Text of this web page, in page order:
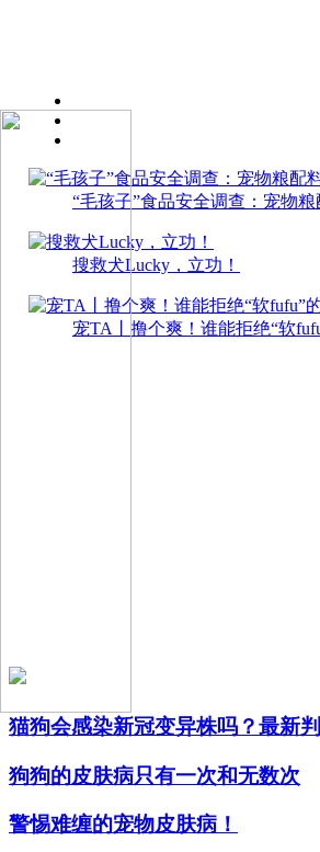
“毛孩子”食品安全调查：宠物
搜救犬Lucky，立功！
宠TA丨撸个爽！谁能拒绝“软
猫狗会感染新冠变异株吗？最新
狗狗的皮肤病只有一次和无数次
警惕难缠的宠物皮肤病！